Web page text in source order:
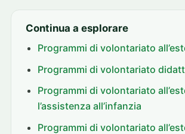
Continua a esplorare
Programmi di volontariato
Programmi di volontariato
Programmi di volontariato
l’assistenza all’infanzia
Programmi di volontariato